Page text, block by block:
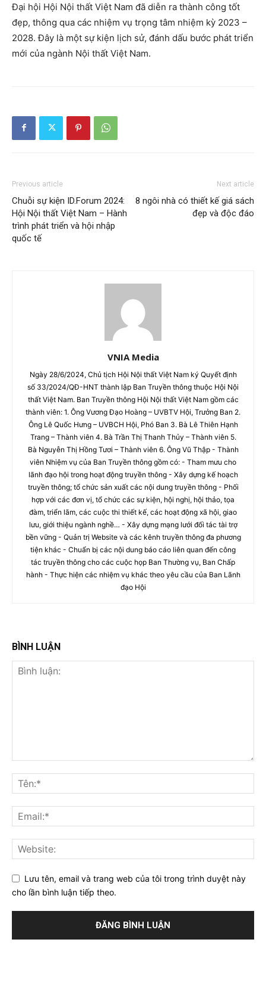
Đại hội Hội Nội thất Việt Nam đã diễn ra thành công tốt
đẹp, thông qua các nhiệm vụ trọng tâm nhiệm kỳ 2023 –
2028. Đây là một sự kiện lịch sử, đánh dấu bước phát triển
mới của ngành Nội thất Việt Nam.
Previous article
Chuỗi sự kiện ID.Forum 2024:
Hội Nội thất Việt Nam – Hành
trình phát triển và hội nhập
quốc tế
Next article
8 ngôi nhà có thiết kế giá sách
đẹp và độc đáo
VNIA Media
Ngày 28/6/2024, Chủ tịch Hội Nội thất Việt Nam ký Quyết định
số 33/2024/QĐ-HNT thành lập Ban Truyền thông thuộc Hội Nội
thất Việt Nam. Ban Truyền thông Hội Nội thất Việt Nam gồm các
thành viên: 1. Ông Vương Đạo Hoàng – UVBTV Hội, Trưởng Ban 2.
Ông Lê Quốc Hưng – UVBCH Hội, Phó Ban 3. Bà Lê Thiên Hạnh
Trang – Thành viên 4. Bà Trần Thị Thanh Thủy – Thành viên 5.
Bà Nguyễn Thị Hồng Tươi – Thành viên 6. Ông Vũ Thập - Thành
viên Nhiệm vụ của Ban Truyền thông gồm có: - Tham mưu cho
lãnh đạo hội trong hoạt động truyền thông - Xây dựng kế hoạch
truyền thông; tổ chức sản xuất các nội dung truyền thông - Phối
hợp với các đơn vị, tổ chức các sự kiện, hội nghị, hội thảo, tọa
đàm, triển lãm, các cuộc thi thiết kế, các hoạt động xã hội, giao
lưu, giới thiệu ngành nghề… - Xây dựng mạng lưới đối tác tài trợ
bền vững - Quản trị Website và các kênh truyền thông đa phương
tiện khác - Chuẩn bị các nội dung báo cáo liên quan đến công
tác truyền thông cho các cuộc họp Ban Thường vụ, Ban Chấp
hành - Thực hiện các nhiệm vụ khác theo yêu cầu của Ban Lãnh
đạo Hội
BÌNH LUẬN
Lưu tên, email và trang web của tôi trong trình duyệt này
cho lần bình luận tiếp theo.